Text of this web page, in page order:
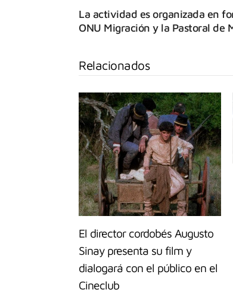
La actividad es organizada en
ONU Migración y la Pastoral de
Relacionados
El director cordobés Augusto
Sinay presenta su film y
dialogará con el público en el
Cineclub